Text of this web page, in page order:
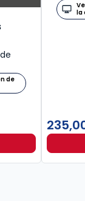
de
et acquisitions
la